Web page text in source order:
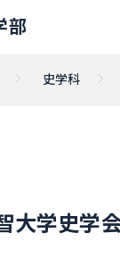
部
史学科
大学史学